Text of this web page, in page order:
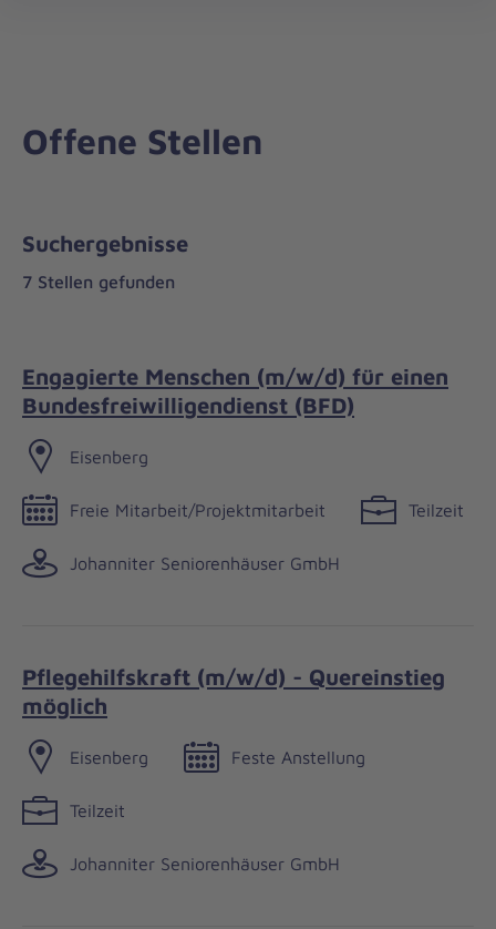
Offene Stellen
Suchergebnisse
7 Stellen gefunden
Engagierte Menschen (m/w/d) für einen
Bundesfreiwilligendienst (BFD)
Eisenberg
Freie Mitarbeit/Projektmitarbeit Teilzeit
Johanniter Seniorenhäuser GmbH
Pflegehilfskraft (m/w/d) - Quereinstieg
möglich
Eisenberg Feste Anstellung
Teilzeit
Johanniter Seniorenhäuser GmbH